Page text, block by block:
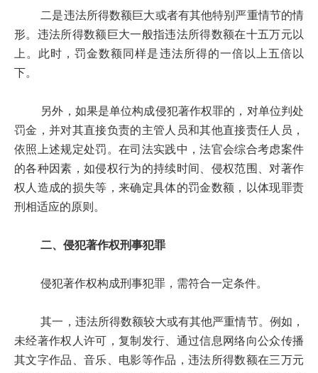
二是违法所得数额巨大或者有其他特别严重情节的情
形。违法所得数额巨大一般指违法所得数额在十五万元以
上。此时，罚金数额同样是违法所得的一倍以上五倍以
下。
另外，如果是单位构成侵犯著作权罪的，对单位判处
罚金，并对其直接负责的主管人员和其他直接责任人员，
依照上述规定处罚。在司法实践中，法官会综合考虑案件
的各种因素，如侵权行为的持续时间、侵权范围、对著作
权人造成的损失等，来确定具体的罚金数额，以体现罪责
刑相适应的原则。
二、侵犯著作权刑事犯罪
侵犯著作权构成刑事犯罪，需符合一定条件。
其一，违法所得数额较大或有其他严重情节。例如，
未经著作权人许可，复制发行、通过信息网络向公众传播
其文字作品、音乐、电影等作品，违法所得数额在三万元